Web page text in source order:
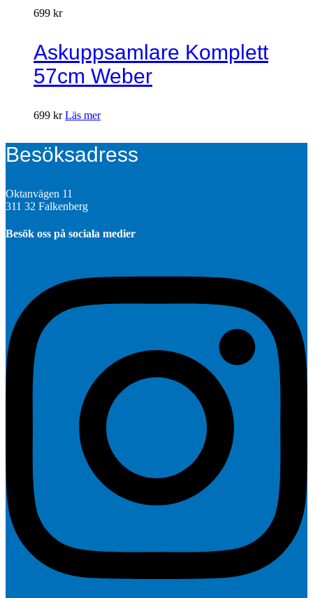
699 kr
Askuppsamlare Komplett
57cm Weber
699 kr Läs mer
Besöksadress
Oktanvägen 11
311 32 Falkenberg
Besök oss på sociala medier